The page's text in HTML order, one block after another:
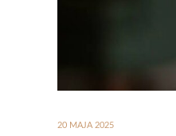
20 MAJA 2025